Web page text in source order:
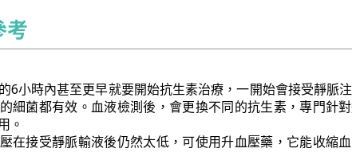
考
6小時內甚至更早就要開始抗生素治療，一開始會接受靜脈
細菌都有效。血液檢測後，會更換不同的抗生素，專門針
。
在接受靜脈輸液後仍然太低，可使用升血壓藥，它能收縮